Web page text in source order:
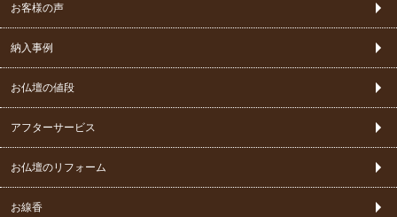
お客様の声
納入事例
お仏壇の値段
アフターサービス
お仏壇のリフォーム
お線香